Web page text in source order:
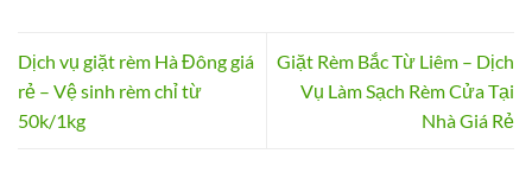
Dịch vụ giặt rèm Hà Đông giá
rẻ – Vệ sinh rèm chỉ từ
50k/1kg
Giặt Rèm Bắc Từ Liêm – Dịch
Vụ Làm Sạch Rèm Cửa Tại
Nhà Giá Rẻ